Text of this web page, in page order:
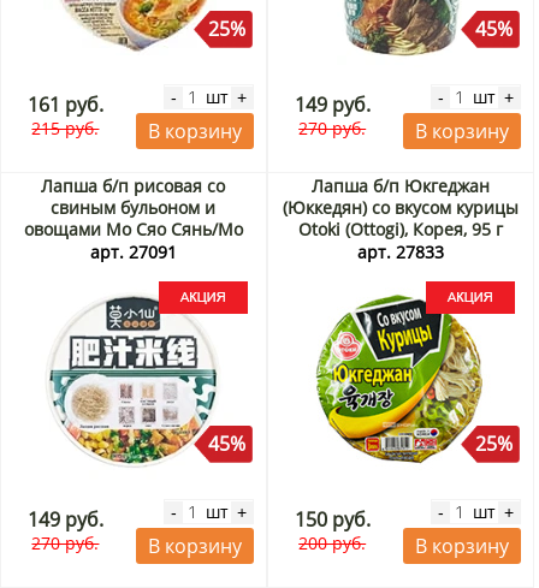
25%
161 руб.
215 руб.
- шт +
В корзину
45%
149 руб.
270 руб.
- шт +
В корзину
Лапша б/п рисовая со
свиным бульоном и
овощами Мо Сяо Сянь/Mo
Xiao Xian, Китай, 113 г Акция
арт. 27091
45%
149 руб.
270 руб.
- шт +
В корзину
Лапша б/п Юкгеджан
(Юккедян) со вкусом курицы
Otoki (Ottogi), Корея, 95 г
Акция
арт. 27833
25%
150 руб.
200 руб.
- шт +
В корзину